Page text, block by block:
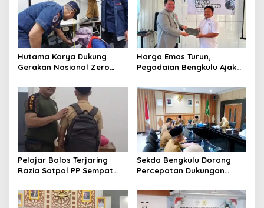
Hutama Karya Dukung
Gerakan Nasional Zero
Selamat Sampai Tujuan
(SETUJU)
Harga Emas Turun,
Pegadaian Bengkulu Ajak
Investasi
Pelajar Bolos Terjaring
Razia Satpol PP Sempat
Sekda Bengkulu Dorong
Percepatan Dukungan
Pembangunan TPST
Regional